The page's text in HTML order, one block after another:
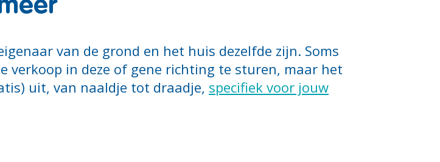
van de grond en het huis dezelfde zijn. Soms
verkoop in deze of gene richting te sturen, maar het
uit, van naaldje tot draadje, specifiek voor jouw